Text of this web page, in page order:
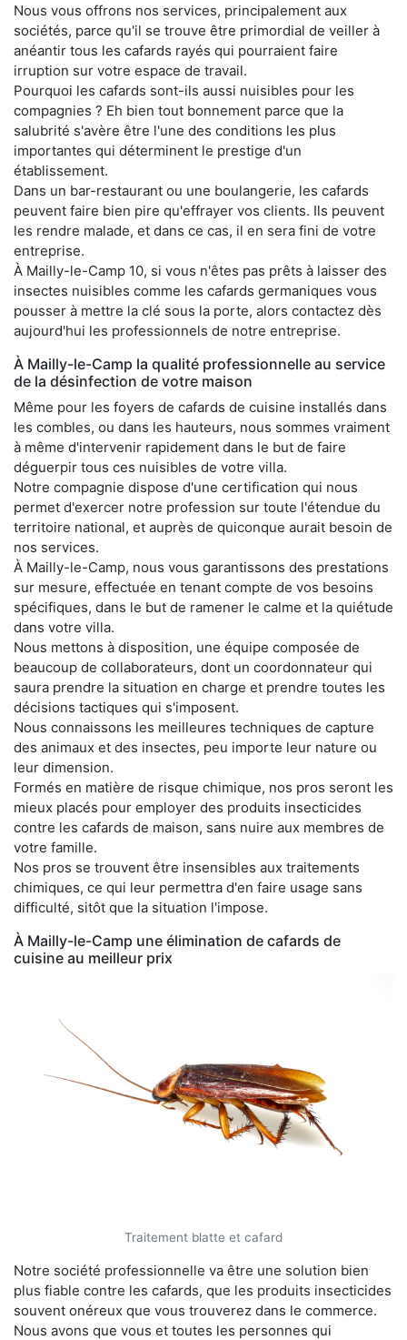
Nous vous offrons nos services, principalement aux
sociétés, parce qu'il se trouve être primordial de veiller à
anéantir tous les cafards rayés qui pourraient faire
irruption sur votre espace de travail.
Pourquoi les cafards sont-ils aussi nuisibles pour les
compagnies ? Eh bien tout bonnement parce que la
salubrité s'avère être l'une des conditions les plus
importantes qui déterminent le prestige d'un
établissement.
Dans un bar-restaurant ou une boulangerie, les cafards
peuvent faire bien pire qu'effrayer vos clients. Ils peuvent
les rendre malade, et dans ce cas, il en sera fini de votre
entreprise.
À Mailly-le-Camp 10, si vous n'êtes pas prêts à laisser des
insectes nuisibles comme les cafards germaniques vous
pousser à mettre la clé sous la porte, alors contactez dès
aujourd'hui les professionnels de notre entreprise.
À Mailly-le-Camp la qualité professionnelle au service
de la désinfection de votre maison
Même pour les foyers de cafards de cuisine installés dans
les combles, ou dans les hauteurs, nous sommes vraiment
à même d'intervenir rapidement dans le but de faire
déguerpir tous ces nuisibles de votre villa.
Notre compagnie dispose d'une certification qui nous
permet d'exercer notre profession sur toute l'étendue du
territoire national, et auprès de quiconque aurait besoin de
nos services.
À Mailly-le-Camp, nous vous garantissons des prestations
sur mesure, effectuée en tenant compte de vos besoins
spécifiques, dans le but de ramener le calme et la quiétude
dans votre villa.
Nous mettons à disposition, une équipe composée de
beaucoup de collaborateurs, dont un coordonnateur qui
saura prendre la situation en charge et prendre toutes les
décisions tactiques qui s'imposent.
Nous connaissons les meilleures techniques de capture
des animaux et des insectes, peu importe leur nature ou
leur dimension.
Formés en matière de risque chimique, nos pros seront les
mieux placés pour employer des produits insecticides
contre les cafards de maison, sans nuire aux membres de
votre famille.
Nos pros se trouvent être insensibles aux traitements
chimiques, ce qui leur permettra d'en faire usage sans
difficulté, sitôt que la situation l'impose.
À Mailly-le-Camp une élimination de cafards de
cuisine au meilleur prix
Traitement blatte et cafard
Notre société professionnelle va être une solution bien
plus fiable contre les cafards, que les produits insecticides
souvent onéreux que vous trouverez dans le commerce.
Nous avons que vous et toutes les personnes qui